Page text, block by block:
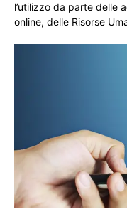
l’utilizzo da parte delle
online, delle Risorse